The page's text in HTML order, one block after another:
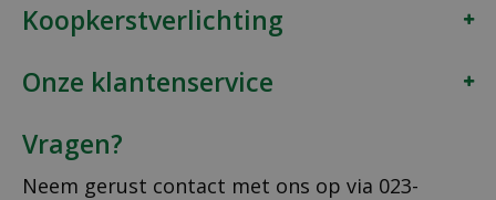
Koopkerstverlichting
Onze klantenservice
Vragen?
Neem gerust contact met ons op via 023-